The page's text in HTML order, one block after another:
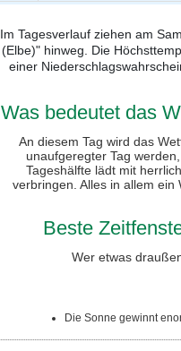
Im Tagesverlauf ziehen am
(Elbe)" hinweg. Die
einer
Was bedeutet das
An diesem Tag wird das
unaufgeregter Tag
Tageshälfte lädt mit
verbringen. Alles in allem
Beste
Wer etwas
Die Sonne gewinnt